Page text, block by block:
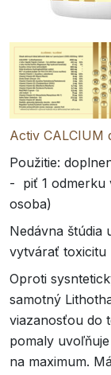
Activ CALCIUM
Použitie:
- piť 1 odmerku
osoba)
Nedávna štúdia
vytvárať toxicitu
Oproti
samotný
viazanosťou do
pomaly
na maximum.